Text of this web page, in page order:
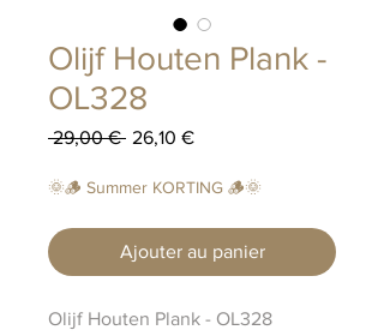
Olijf Houten Plank -
OL328
29,00 € Prix
26,10 €Prix
🌞🪵 Summer KORTING 🪵🌞
Ajouter au panier
Olijf Houten Plank - OL328